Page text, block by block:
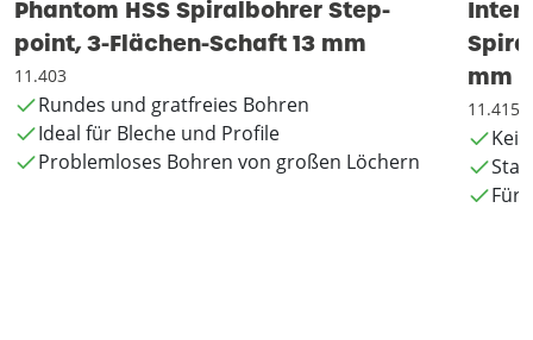
Phantom HSS Spiralbohrer Step-
point, 3-Flächen-Schaft 13 mm
11.403
Rundes und gratfreies Bohren
Ideal für Bleche und Profile
Problemloses Bohren von großen Löchern
mm
11.415
Für